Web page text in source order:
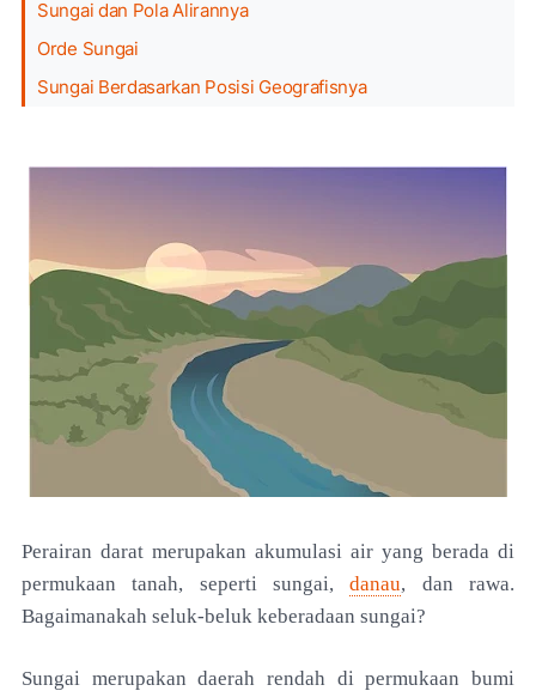
Sungai dan Pola Alirannya
Orde Sungai
Sungai Berdasarkan Posisi Geografisnya
Perairan darat merupakan akumulasi air yang berada di
permukaan tanah, seperti sungai,danau, dan rawa.
Bagaimanakah seluk-beluk keberadaan sungai?
Sungai merupakan daerah rendah di permukaan bumi